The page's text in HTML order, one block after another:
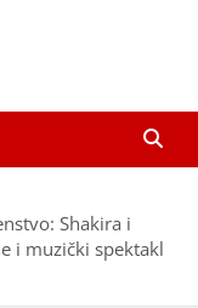
Shakira i
i muzički spektakl